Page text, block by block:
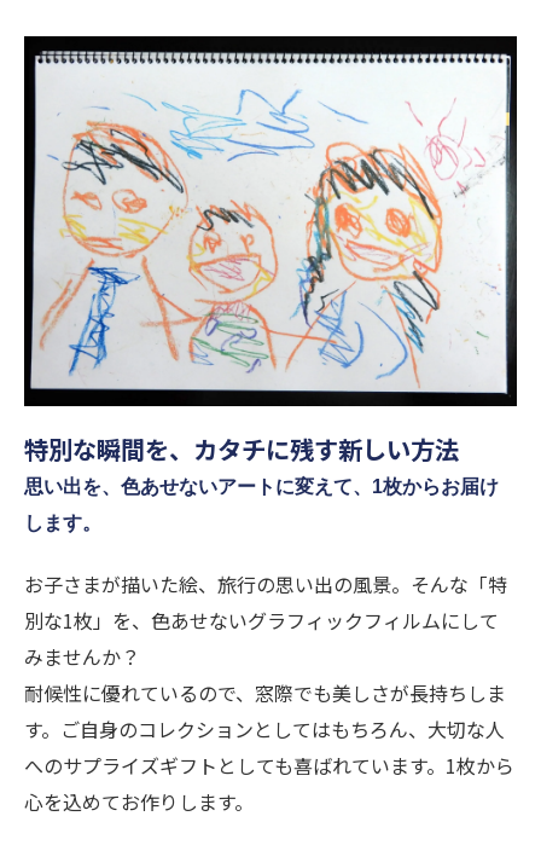
特別な瞬間を、カタチに残す新しい方法
思い出を、色あせないアートに変えて、1枚からお届け
します。
お子さまが描いた絵、旅行の思い出の風景。そんな「特
別な1枚」を、色あせないグラフィックフィルムにして
みませんか？
耐候性に優れているので、窓際でも美しさが長持ちしま
す。ご自身のコレクションとしてはもちろん、大切な人
へのサプライズギフトとしても喜ばれています。1枚から
心を込めてお作りします。